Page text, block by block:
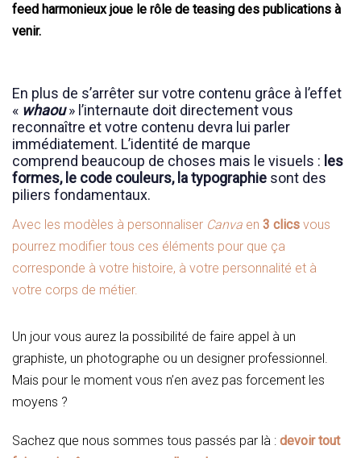
feed harmonieux joue le rôle de teasing des publications à
venir.
En plus de s’arrêter sur votre contenu grâce à l’effet
« whaou» l’internaute doit directement vous
reconnaître et votre contenu devra lui parler
immédiatement. L’identité de marque
comprend beaucoup de choses mais le visuels : les
formes, le code couleurs, la typographie sont des
piliers fondamentaux.
Avec les modèles à personnaliser Canva en 3 clics vous
pourrez modifier tous ces éléments pour que ça
corresponde à votre histoire, à votre personnalité et à
votre corps de métier.
Un jour vous aurez la possibilité de faire appel à un
graphiste, un photographe ou un designer professionnel.
Mais pour le moment vous n’en avez pas forcement les
moyens ?
Sachez que nous sommes tous passés par là : devoir tout